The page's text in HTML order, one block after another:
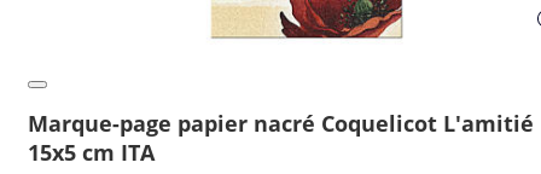
Marque-page papier nacré Coquelicot L'amitié
15x5 cm ITA